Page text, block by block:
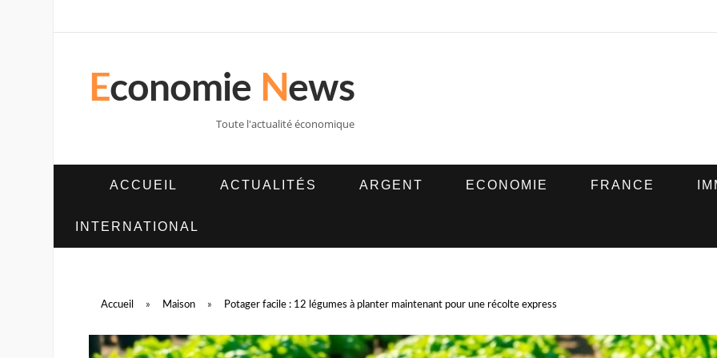
Economie News
Toute l'actualité économique
ACCUEIL ACTUALITÉS ARGENT ECONOMIE FRANCE
INTERNATIONAL
Accueil » Maison » Potager facile : 12 légumes à planter maintenant pour une récolte express